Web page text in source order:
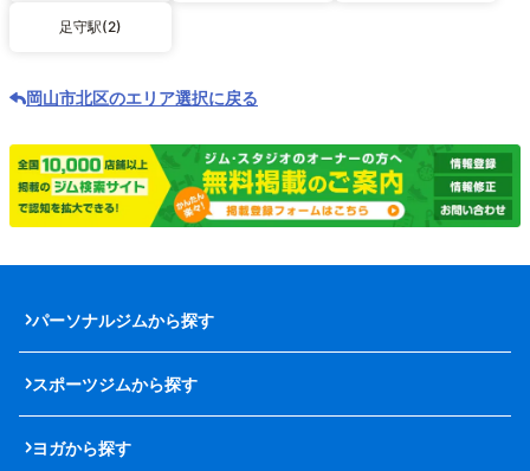
足守駅(2)
岡山市北区のエリア選択に戻る
パーソナルジムから探す
スポーツジムから探す
ヨガから探す